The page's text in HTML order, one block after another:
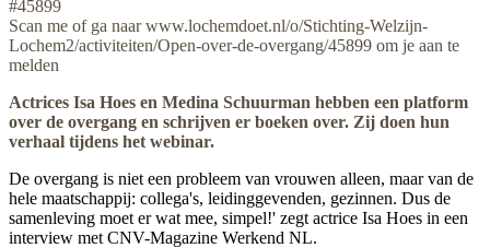
#45899
Scan me of ga naar www.lochemdoet.nl/o/Stichting-Welzijn-
Lochem2/activiteiten/Open-over-de-overgang/45899 om je aan te
melden
Actrices Isa Hoes en Medina Schuurman hebben een platform
over de overgang en schrijven er boeken over. Zij doen hun
verhaal tijdens het webinar.
De overgang is niet een probleem van vrouwen alleen, maar van de
hele maatschappij: collega's, leidinggevenden, gezinnen. Dus de
samenleving moet er wat mee, simpel!' zegt actrice Isa Hoes in een
interview met CNV-Magazine Werkend NL.